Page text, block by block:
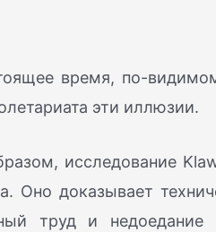
время, по-
эти иллюзии.
исследование
Оно доказывает
труд и недоедание